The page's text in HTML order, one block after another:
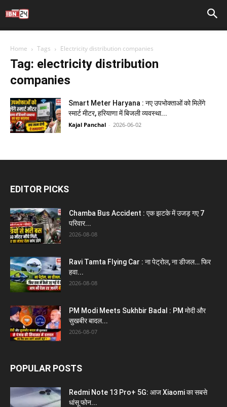
Home Tags Electricity distribution companies
Tag: electricity distribution
companies
Smart Meter Haryana : नए उपभोक्ताओं को मिलेंगे
स्मार्ट मीटर, हरियाणा में बिजली व्यवस्था...
Kajal Panchal - 2026-06-02
EDITOR PICKS
Chamba Bus Accident : एक झटके में उजड़ गए 7
परिवार...
2026-08-08
Ravi Tamta Flying Car : ना पेट्रोल, ना डीजल… फिर
हवा...
2026-08-08
PM Modi Meets Sukhbir Badal : PM मोदी और
सुखबीर बादल...
2026-08-07
POPULAR POSTS
Redmi Note 13 Pro+ 5G: आज Xiaomi का सबसे
धांसू फोन...